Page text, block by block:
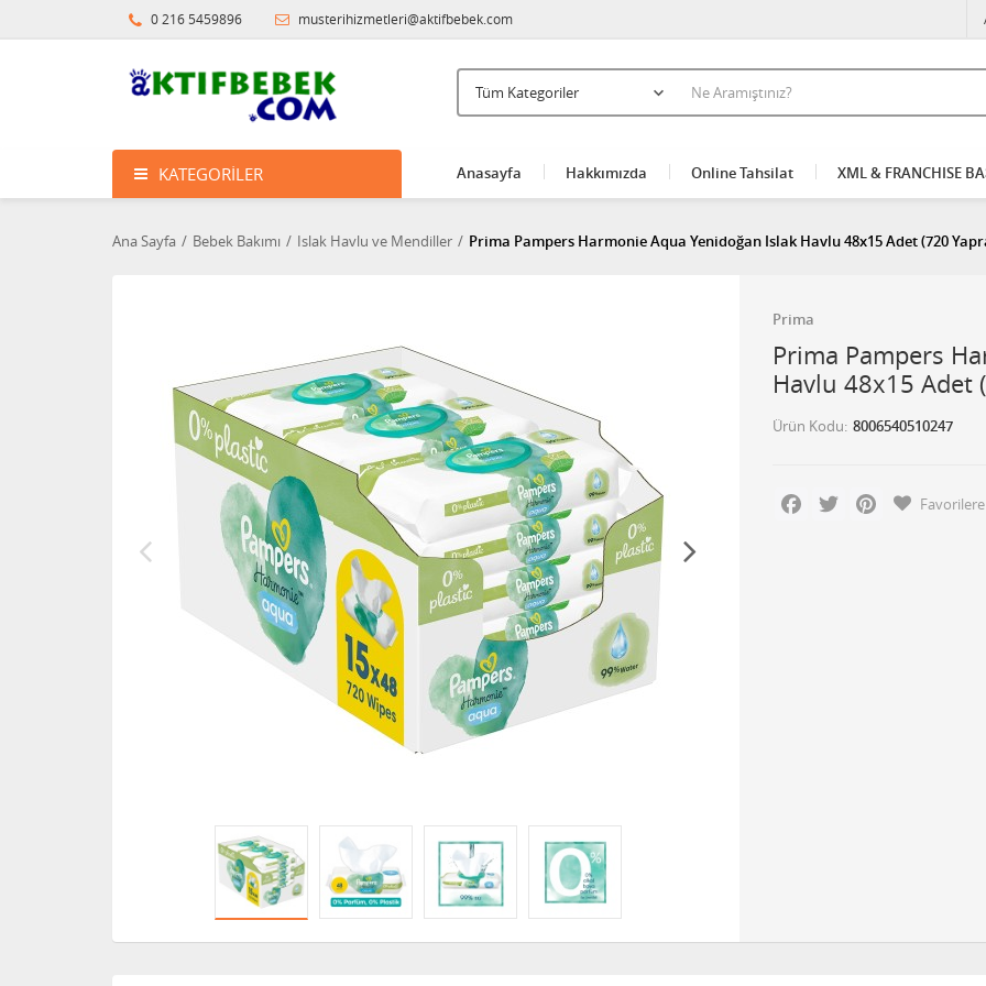
0 216 5459896 musterihizmetleri@aktifbebek.com
KATEGORILER Anasayfa Hakkımızda Online Tahsilat XML & FRANCHISE
Ana Sayfa Bebek Bakımı Islak Havlu ve Mendiller Prima Pampers Harmonie Aqua Yenidoğan Islak Havlu 48x15 Adet (720
Prima
Prima Pampers
Havlu 48x15 Adet
Ürün Kodu 8006540510247
Facebook
Twitter Pinterest